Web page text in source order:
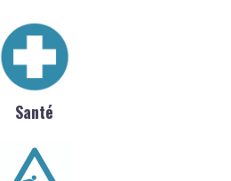
Santé